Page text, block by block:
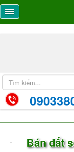
Bán đất